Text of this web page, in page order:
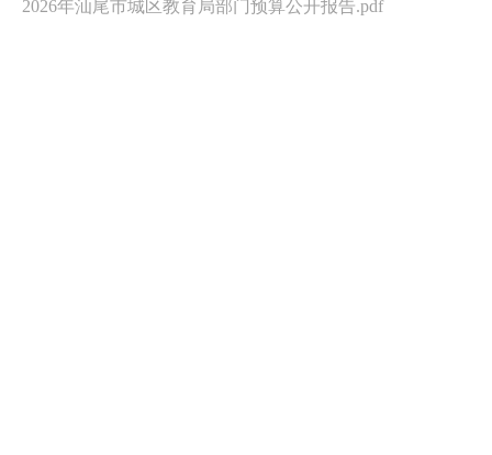
2026年汕尾市城区教育局部门预算公开报告.pdf